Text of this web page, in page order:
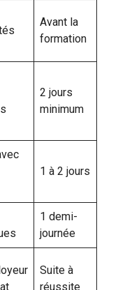
Avant la
formation
2 jours
minimum
1 à 2 jours
1 demi-
journée
Suite à
réussite